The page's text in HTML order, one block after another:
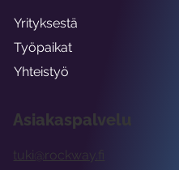
Asiakaspalvelu
tuki@rockway.fi
Yrityksestä
Työpaikat
Yhteistyö